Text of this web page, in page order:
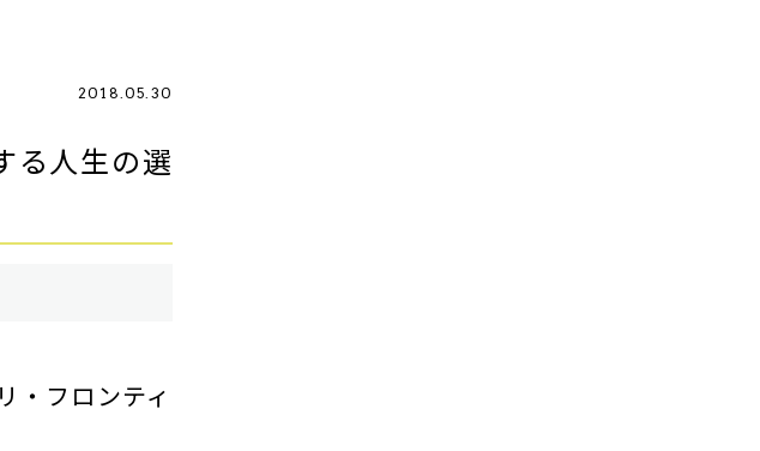
2018.05.30
る人生の選
・フロンティ